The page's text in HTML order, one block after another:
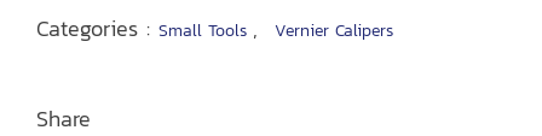
Categories : Small Tools , Vernier Calipers
Share